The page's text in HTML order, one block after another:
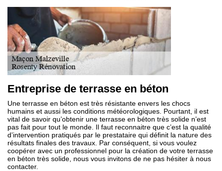
Entreprise de terrasse en béton
Une terrasse en béton est très résistante envers les chocs
humains et aussi les conditions météorologiques. Pourtant, il est
vital de savoir qu’obtenir une terrasse en béton très solide n’est
pas fait pour tout le monde. Il faut reconnaitre que c’est la qualité
d’intervention pratiqués par le prestataire qui définit la nature des
résultats finales des travaux. Par conséquent, si vous voulez
coopérer avec un professionnel pour la création de votre terrasse
en béton très solide, nous vous invitons de ne pas hésiter à nous
contacter.